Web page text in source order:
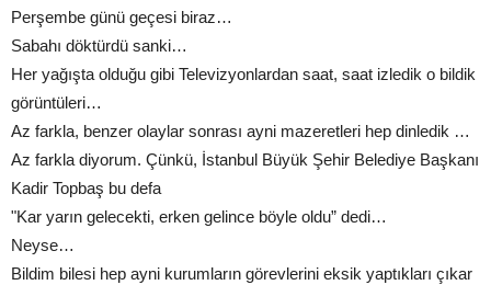
Perşembe günü geçesi biraz…
Sabahı döktürdü sanki…
Her yağışta olduğu gibi Televizyonlardan saat, saat izledik o bildik
görüntüleri…
Az farkla, benzer olaylar sonrası ayni mazeretleri hep dinledik …
Az farkla diyorum. Çünkü, İstanbul Büyük Şehir Belediye Başkanı
Kadir Topbaş bu defa
"Kar yarın gelecekti, erken gelince böyle oldu” dedi…
Neyse…
Bildim bilesi hep ayni kurumların görevlerini eksik yaptıkları çıkar